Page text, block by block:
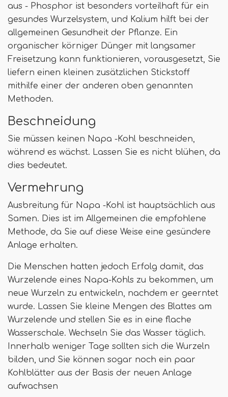
aus - Phosphor ist besonders vorteilhaft für ein
gesundes Wurzelsystem, und Kalium hilft bei der
allgemeinen Gesundheit der Pflanze. Ein
organischer körniger Dünger mit langsamer
Freisetzung kann funktionieren, vorausgesetzt, Sie
liefern einen kleinen zusätzlichen Stickstoff
mithilfe einer der anderen oben genannten
Methoden.
Beschneidung
Sie müssen keinen Napa -Kohl beschneiden,
während es wächst. Lassen Sie es nicht blühen, da
dies bedeutet.
Vermehrung
Ausbreitung für Napa -Kohl ist hauptsächlich aus
Samen. Dies ist im Allgemeinen die empfohlene
Methode, da Sie auf diese Weise eine gesündere
Anlage erhalten.
Die Menschen hatten jedoch Erfolg damit, das
Wurzelende eines Napa-Kohls zu bekommen, um
neue Wurzeln zu entwickeln, nachdem er geerntet
wurde. Lassen Sie kleine Mengen des Blattes am
Wurzelende und stellen Sie es in eine flache
Wasserschale. Wechseln Sie das Wasser täglich.
Innerhalb weniger Tage sollten sich die Wurzeln
bilden, und Sie können sogar noch ein paar
Kohlblätter aus der Basis der neuen Anlage
aufwachsen